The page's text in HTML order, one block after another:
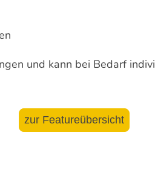
zur Featureübersicht
und kann bei Bedarf